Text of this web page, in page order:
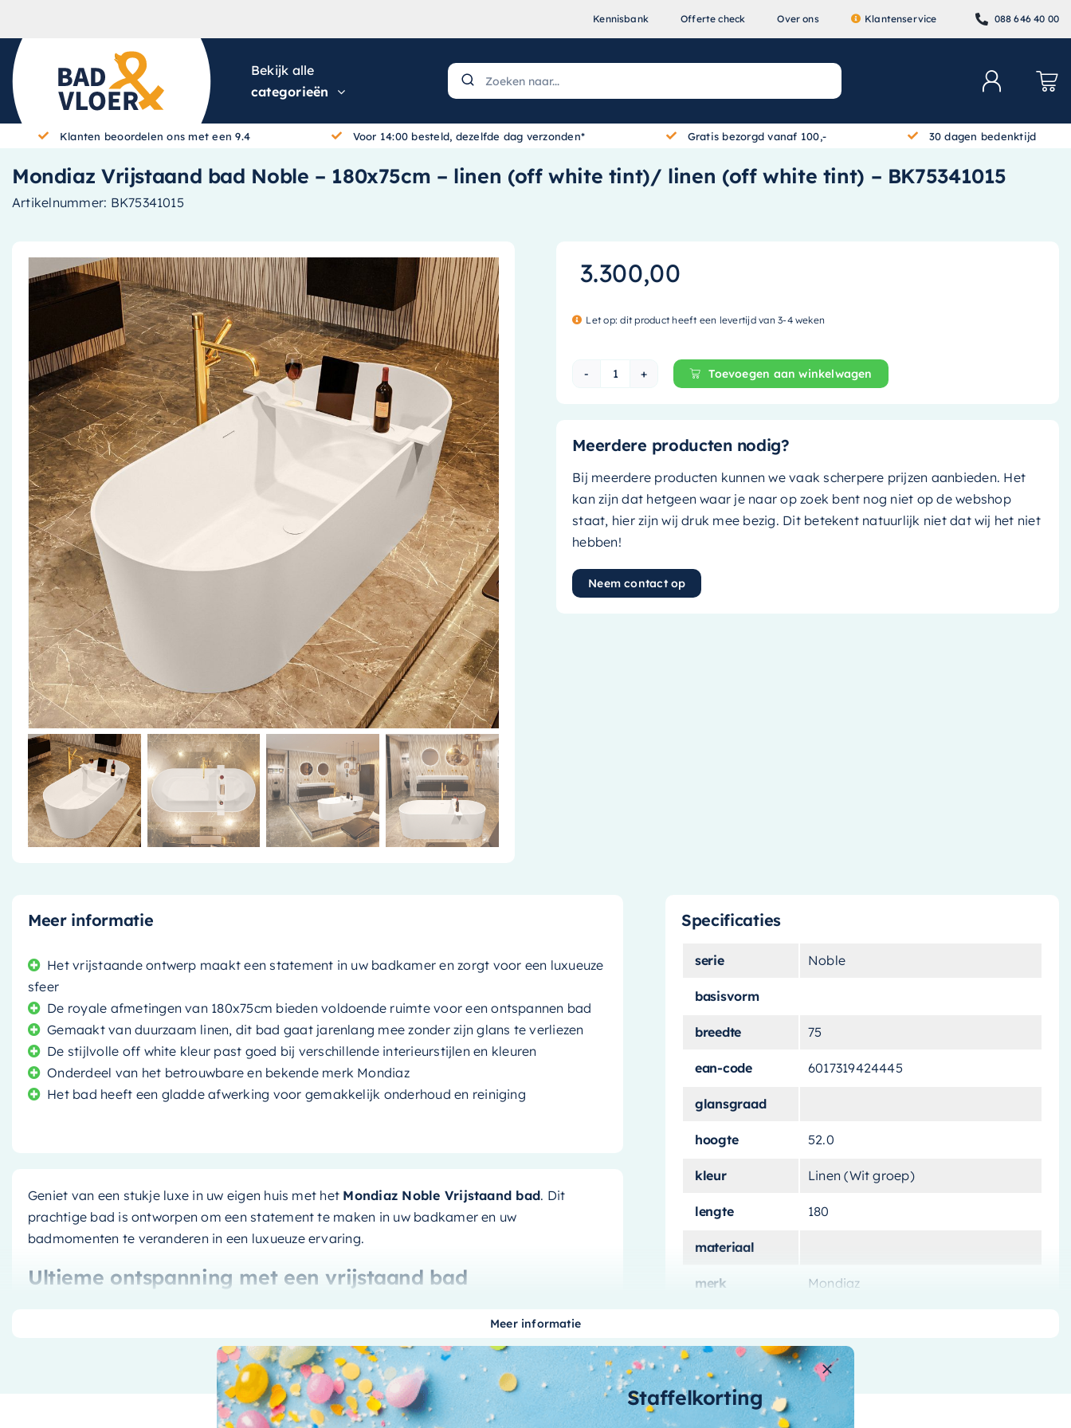
Kennisbank Offerte check Over ons Klantenservice 088 646 40 00
Bekijk alle
categorieën
Klanten beoordelen ons met een 9.4 Voor 14:00 besteld, dezelfde dag verzonden* Gratis bezorgd vanaf 100,- 30 dagen bedenktijd
Mondiaz Vrijstaand bad Noble – 180x75cm – linen (off white tint)/ linen (off white tint) – BK75341015
Artikelnummer: BK75341015
3.300,00
Let op: dit product heeft een levertijd van 3-4 weken
Mondiaz Vrijstaand bad Noble - 180x75cm - linen (off white tint)/ linen
Toevoegen aan winkelwagen
Meerdere producten nodig?
Bij meerdere producten kunnen we vaak scherpere prijzen aanbieden. Het
kan zijn dat hetgeen waar je naar op zoek bent nog niet op de webshop
staat, hier zijn wij druk mee bezig. Dit betekent natuurlijk niet dat wij het niet
hebben!
Neem contact op
Meer informatie
Het vrijstaande ontwerp maakt een statement in uw badkamer en zorgt voor een luxueuze
sfeer
De royale afmetingen van 180x75cm bieden voldoende ruimte voor een ontspannen bad
Gemaakt van duurzaam linen, dit bad gaat jarenlang mee zonder zijn glans te verliezen
De stijlvolle off white kleur past goed bij verschillende interieurstijlen en kleuren
Onderdeel van het betrouwbare en bekende merk Mondiaz
Het bad heeft een gladde afwerking voor gemakkelijk onderhoud en reiniging
Geniet van een stukje luxe in uw eigen huis met het Mondiaz Noble Vrijstaand bad. Dit
prachtige bad is ontworpen om een statement te maken in uw badkamer en uw
badmomenten te veranderen in een luxueuze ervaring.
Ultieme ontspanning met een vrijstaand bad
biedt het Mondiaz Noble bad voldoende ruimte
voor een comfortabele en ontspannen badsessie. Het vrijstaande ontwerp benadrukt de
elegante stijl en zorgt voor een visueel aantrekkelijk middelpunt in elke badkamer.
Duurzaam en Stijlvol
Specificaties
serie Noble
basisvorm
breedte 75
ean-code 6017319424445
glansgraad
hoogte 52.0
kleur Linen (Wit groep)
lengte 180
materiaal
merk Mondiaz
aantal-liters 230 l
aantal-personen
Meer informatie
Staffelkorting